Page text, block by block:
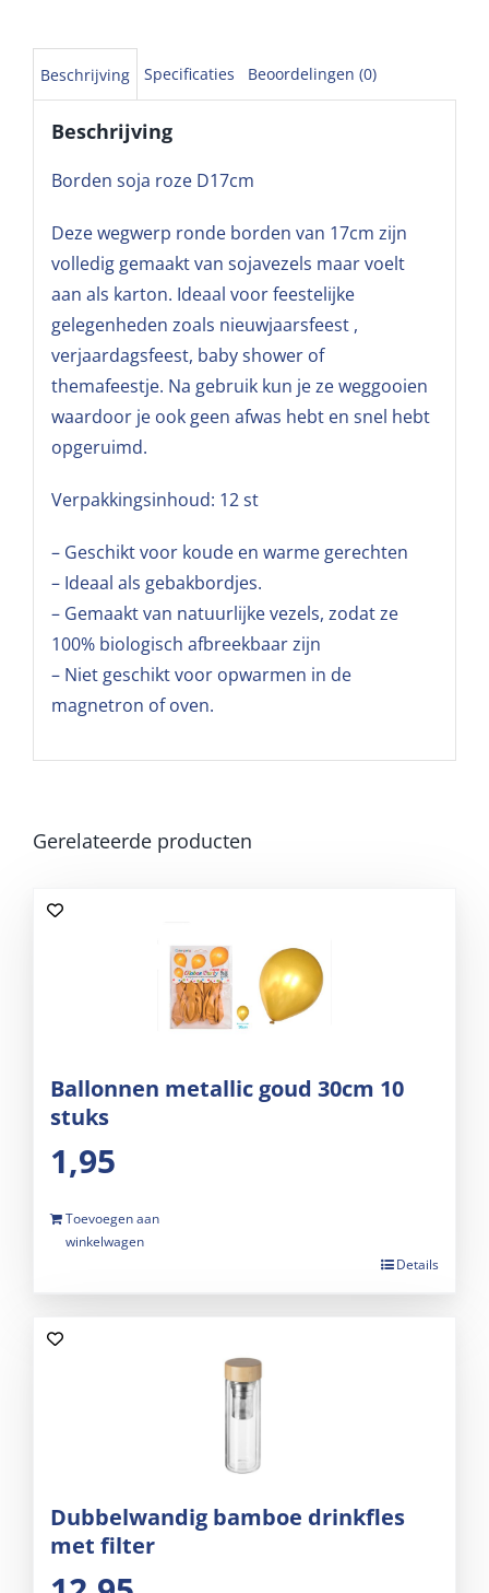
Beschrijving Specificaties Beoordelingen (0)
Beschrijving
Borden soja roze D17cm
Deze wegwerp ronde borden van 17cm zijn
volledig gemaakt van sojavezels maar voelt
aan als karton. Ideaal voor feestelijke
gelegenheden zoals nieuwjaarsfeest ,
verjaardagsfeest, baby shower of
themafeestje. Na gebruik kun je ze weggooien
waardoor je ook geen afwas hebt en snel hebt
opgeruimd.
Verpakkingsinhoud: 12 st
– Geschikt voor koude en warme gerechten
– Ideaal als gebakbordjes.
– Gemaakt van natuurlijke vezels, zodat ze
100% biologisch afbreekbaar zijn
– Niet geschikt voor opwarmen in de
magnetron of oven.
Gerelateerde producten
Ballonnen metallic goud 30cm 10
stuks
1,95
Toevoegen aan
winkelwagen
Details
Dubbelwandig bamboe drinkfles
met filter